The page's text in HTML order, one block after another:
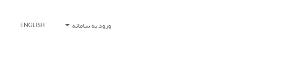
ورود به سامانه ENGLISH